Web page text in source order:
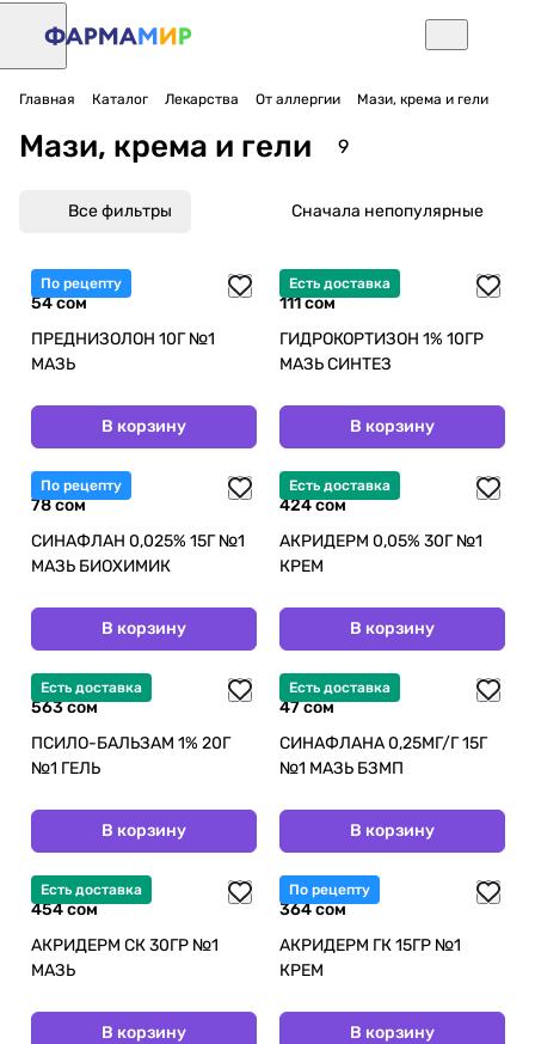
Главная Каталог Лекарства От аллергии Мази, крема и гели
Мази, крема и гели 9
Все фильтры Сначала непопулярные
По рецепту
54 сом
ПРЕДНИЗОЛОН 10Г №1
МАЗЬ
В корзину
Есть доставка
111 сом
ГИДРОКОРТИЗОН 1% 10ГР
МАЗЬ СИНТЕЗ
В корзину
По рецепту
78 сом
СИНАФЛАН 0,025% 15Г №1
МАЗЬ БИОХИМИК
В корзину
Есть доставка
424 сом
АКРИДЕРМ 0,05% 30Г №1
КРЕМ
В корзину
Есть доставка
563 сом
ПСИЛО-БАЛЬЗАМ 1% 20Г
№1 ГЕЛЬ
В корзину
Есть доставка
47 сом
СИНАФЛАНА 0,25МГ/Г 15Г
№1 МАЗЬ БЗМП
В корзину
Есть доставка
454 сом
АКРИДЕРМ СК 30ГР №1
МАЗЬ
В корзину
По рецепту
364 сом
АКРИДЕРМ ГК 15ГР №1
КРЕМ
В корзину